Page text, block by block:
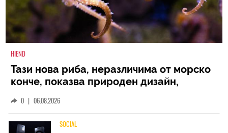
HIEND
Тази нова риба, неразличима от морско
конче, показва природен дизайн,
0 | 06.08.2026
SOCIAL